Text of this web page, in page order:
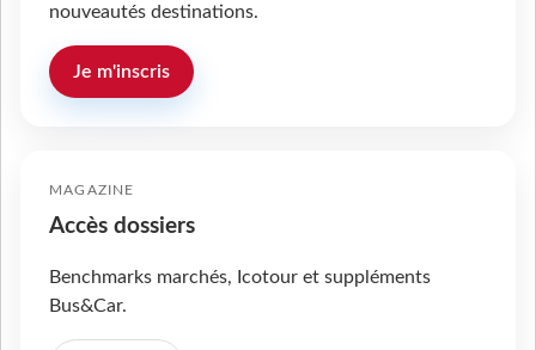
nouveautés destinations.
Je m'inscris
MAGAZINE
Accès dossiers
Benchmarks marchés, Icotour et suppléments
Bus&Car.